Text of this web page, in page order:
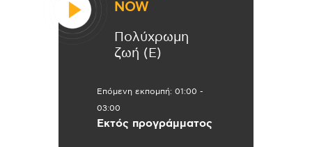
NOW
Πολύχρωμη
ζωή (Ε)
Επόμενη εκπομπή: 01:00 -
03:00
Εκτός προγράμματος